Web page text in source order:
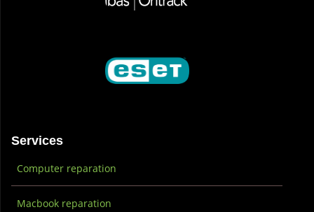
Services
Computer reparation
Macbook reparation